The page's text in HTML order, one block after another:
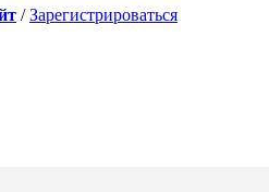
/Зарегистрироваться